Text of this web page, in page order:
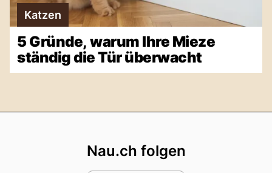
Katzen
5 Gründe, warum Ihre Mieze
ständig die Tür überwacht
Nau.ch folgen